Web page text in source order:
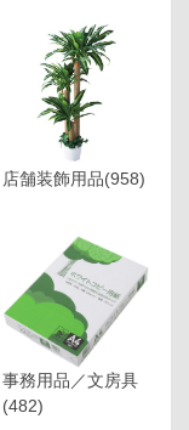
店舗装飾用品(958)
事務用品／文房具
(482)